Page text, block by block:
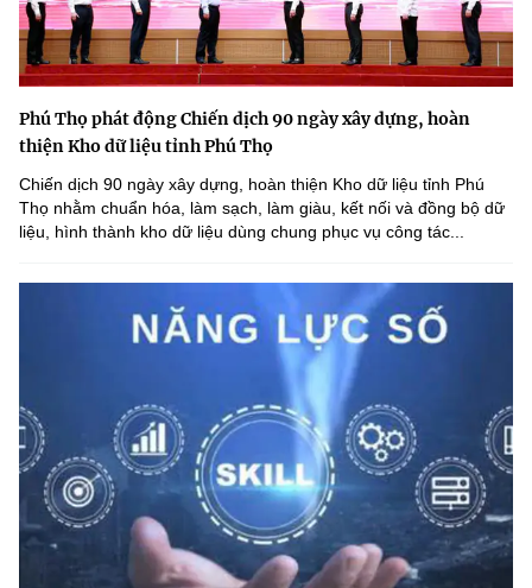
Phú Thọ phát động Chiến dịch 90 ngày xây dựng, hoàn
thiện Kho dữ liệu tỉnh Phú Thọ
Chiến dịch 90 ngày xây dựng, hoàn thiện Kho dữ liệu tỉnh Phú
Thọ nhằm chuẩn hóa, làm sạch, làm giàu, kết nối và đồng bộ dữ
liệu, hình thành kho dữ liệu dùng chung phục vụ công tác...